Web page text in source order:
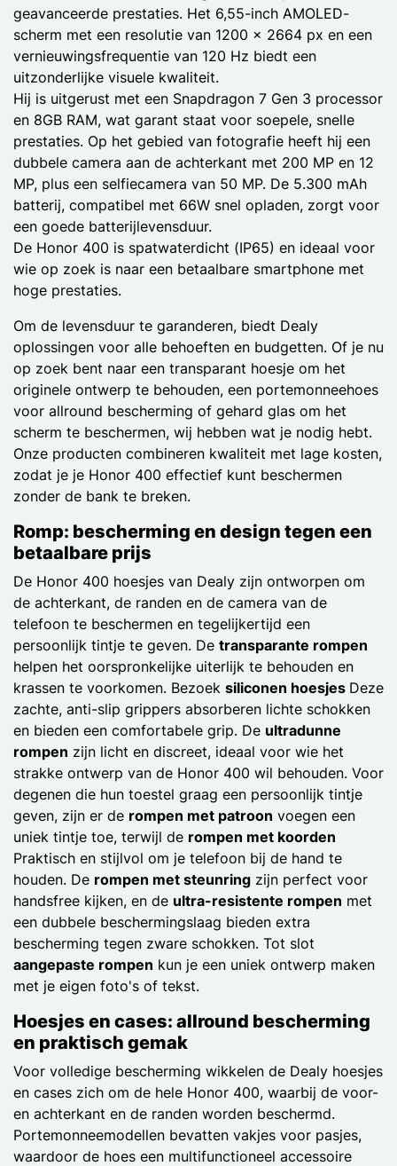
geavanceerde prestaties. Het 6,55-inch AMOLED-
scherm met een resolutie van 1200 x 2664 px en een
vernieuwingsfrequentie van 120 Hz biedt een
uitzonderlijke visuele kwaliteit.
Hij is uitgerust met een Snapdragon 7 Gen 3 processor
en 8GB RAM, wat garant staat voor soepele, snelle
prestaties. Op het gebied van fotografie heeft hij een
dubbele camera aan de achterkant met 200 MP en 12
MP, plus een selfiecamera van 50 MP. De 5.300 mAh
batterij, compatibel met 66W snel opladen, zorgt voor
een goede batterijlevensduur.
De Honor 400 is spatwaterdicht (IP65) en ideaal voor
wie op zoek is naar een betaalbare smartphone met
hoge prestaties.
Om de levensduur te garanderen, biedt Dealy
oplossingen voor alle behoeften en budgetten. Of je nu
op zoek bent naar een transparant hoesje om het
originele ontwerp te behouden, een portemonneehoes
voor allround bescherming of gehard glas om het
scherm te beschermen, wij hebben wat je nodig hebt.
Onze producten combineren kwaliteit met lage kosten,
zodat je je Honor 400 effectief kunt beschermen
zonder de bank te breken.
Romp: bescherming en design tegen een
betaalbare prijs
De Honor 400 hoesjes van Dealy zijn ontworpen om
de achterkant, de randen en de camera van de
telefoon te beschermen en tegelijkertijd een
persoonlijk tintje te geven. De transparante rompen
helpen het oorspronkelijke uiterlijk te behouden en
krassen te voorkomen. Bezoek siliconen hoesjes Deze
zachte, anti-slip grippers absorberen lichte schokken
en bieden een comfortabele grip. De ultradunne
rompen zijn licht en discreet, ideaal voor wie het
strakke ontwerp van de Honor 400 wil behouden. Voor
degenen die hun toestel graag een persoonlijk tintje
geven, zijn er de rompen met patroon voegen een
uniek tintje toe, terwijl de rompen met koorden
Praktisch en stijlvol om je telefoon bij de hand te
houden. De rompen met steunring zijn perfect voor
handsfree kijken, en de ultra-resistente rompen met
een dubbele beschermingslaag bieden extra
bescherming tegen zware schokken. Tot slot
aangepaste rompen kun je een uniek ontwerp maken
met je eigen foto's of tekst.
Hoesjes en cases: allround bescherming
en praktisch gemak
Voor volledige bescherming wikkelen de Dealy hoesjes
en cases zich om de hele Honor 400, waarbij de voor-
en achterkant en de randen worden beschermd.
Portemonneemodellen bevatten vakjes voor pasjes,
waardoor de hoes een multifunctioneel accessoire